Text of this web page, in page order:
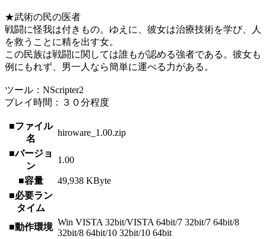
★武術の民の医者
戦闘に怪我は付きもの。ゆえに、彼女は治療技術を学び、人
を救うことに精を出す女。
この民族は戦闘に関しては誰もが認める強者である。彼女も
例にもれず、男一人なら簡単に運べる力がある。
ツール：NScripter2
プレイ時間：３０分程度
■ファイル
名
hiroware_1.00.zip
■バージョ
ン
1.00
■容量
49,938 KByte
■必要ラン
タイム
■動作環境 Win VISTA 32bit/VISTA 64bit/7 32bit/7 64bit/8
32bit/8 64bit/10 32bit/10 64bit